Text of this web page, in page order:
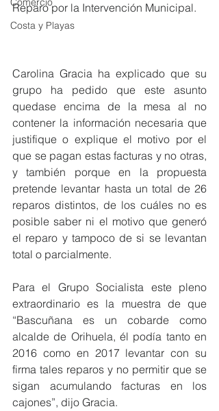
Costa y Playas
Reparo por la Intervención Municipal.
Carolina Gracia ha explicado que su
grupo ha pedido que este asunto
quedase encima de la mesa al no
contener la información necesaria que
justifique o explique el motivo por el
que se pagan estas facturas y no otras,
y también porque en la propuesta
pretende levantar hasta un total de 26
reparos distintos, de los cuáles no es
posible saber ni el motivo que generó
el reparo y tampoco de si se levantan
total o parcialmente.
Para el Grupo Socialista este pleno
extraordinario es la muestra de que
“Bascuñana es un cobarde como
alcalde de Orihuela, él podía tanto en
2016 como en 2017 levantar con su
firma tales reparos y no permitir que se
sigan acumulando facturas en los
cajones”, dijo Gracia.